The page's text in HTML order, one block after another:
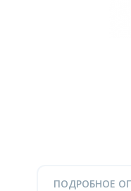
ПОДРОБНОЕ